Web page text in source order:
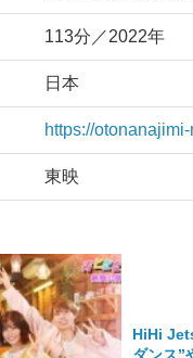
113分／2022年
日本
https://
東映
HiHi